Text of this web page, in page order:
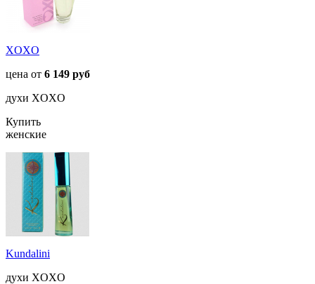
XOXO
цена от 6 149 руб
духи XOXO
Купить
женские
Kundalini
духи XOXO